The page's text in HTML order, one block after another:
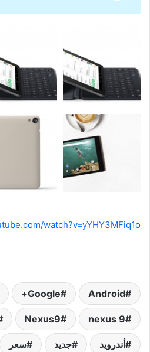
watch?v=yYHY3MFiq1o
Android‏
Google+
nexus 9
Nexus9
أندرويد جديد سعر